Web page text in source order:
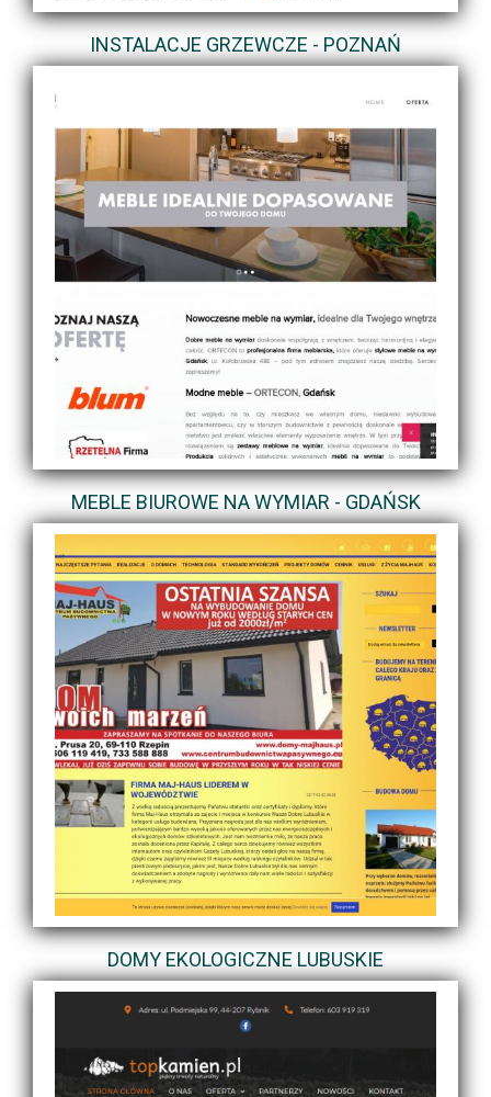
INSTALACJE GRZEWCZE - POZNAŃ
MEBLE BIUROWE NA WYMIAR - GDAŃSK
DOMY EKOLOGICZNE LUBUSKIE